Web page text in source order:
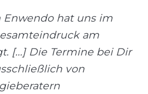
Enwendo hat uns im
am
[...] Die Termine bei Dir
von